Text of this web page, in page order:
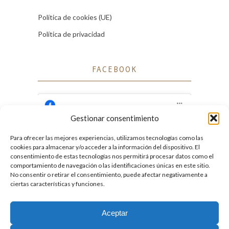
Gestionar consentimiento
Para ofrecer las mejores experiencias, utilizamos tecnologías como las
cookies para almacenar y/o acceder a la información del dispositivo. El
consentimiento de estas tecnologías nos permitirá procesar datos como el
comportamiento de navegación o las identificaciones únicas en este sitio.
No consentir o retirar el consentimiento, puede afectar negativamente a
ciertas características y funciones.
Aceptar
Política de cookies (UE)
Política de privacidad
FACEBOOK
Facebook
Haz clic para aceptar cookies de marketing
y permitir este contenido